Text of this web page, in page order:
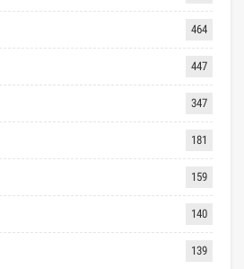
464
447
347
181
159
140
139